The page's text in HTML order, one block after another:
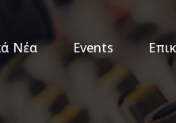
Νέα Events